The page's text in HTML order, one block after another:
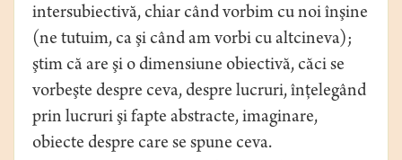
intersubiectivă, chiar când vorbim cu noi înşine
(ne tutuim, ca şi când am vorbi cu altcineva);
ştim că are şi o dimensiune obiectivă, căci se
vorbeşte despre ceva, despre lucruri, înţelegând
prin lucruri şi fapte abstracte, imaginare,
obiecte despre care se spune ceva.